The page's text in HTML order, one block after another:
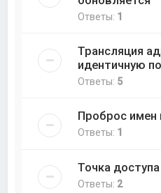
Ответы: 1
Трансляция
идентичную
Ответы: 5
Проброс имен
Ответы: 1
Точка
Ответы: 2